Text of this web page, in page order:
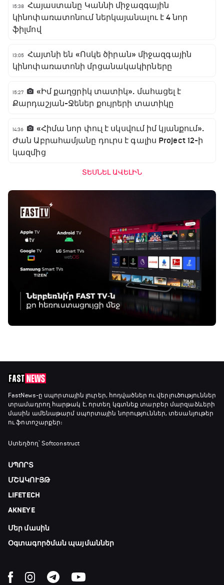
15:38 Հայաստանը Կաննի միջազգային
կինոփառատոնում ներկայանալու է 4 նոր
ֆիլմով
13:05 Հայտնի են «Ոսկե ծիրան» միջազգային
կինոփառատոնի մրցանակակիրները
15:27
«Իմ քաղցրիկ տատիկ». մահացել է
Քարդաշյան-Ջեներ քույրերի տատիկը
14:36
«Հիմա նոր փուլ է սկսվում իմ կյանքում».
Ժան Աբրահամյանը դուրս է գալիս Project 12-ի
կազմից
ՏԵՍՆԵԼ ԱՎԵԼԻՆ
FastNews-ը սպորտային լուրեր, հոդվածներ ու վերլուծություններ
տրամադրող հարթակ է, որտեղ կգտնեք տարբեր մարզաձևերի
մասին ամենաթարմ սպորտային նորություններ, տեսանյութեր
ու ֆոտոշարքեր։
Ստեղծող՝ Softconstruct
ՍՊՈՐՏ
ՄՇԱԿՈՒՅԹ
LIFETECH
AKNEYE
Մեր մասին
Օգտագործման պայմաններ